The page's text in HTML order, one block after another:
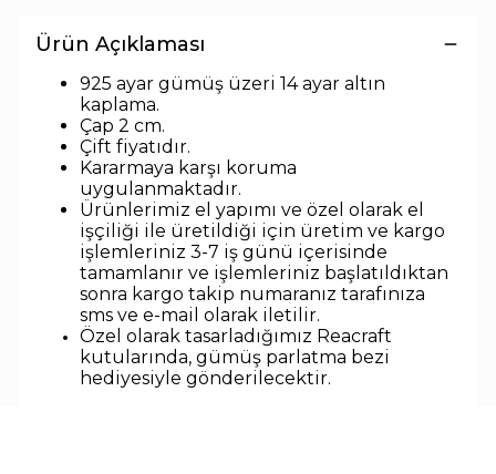
Ürün Açıklaması
925 ayar gümüş üzeri 14 ayar altın
kaplama.
Çap 2 cm.
Çift fiyatıdır.
Kararmaya karşı koruma
uygulanmaktadır.
Ürünlerimiz el yapımı ve özel olarak el
işçiliği ile üretildiği için üretim ve kargo
işlemleriniz 3-7 iş günü içerisinde
tamamlanır ve işlemleriniz başlatıldıktan
sonra kargo takip numaranız tarafınıza
sms ve e-mail olarak iletilir.
Özel olarak tasarladığımız Reacraft
kutularında, gümüş parlatma bezi
hediyesiyle gönderilecektir.